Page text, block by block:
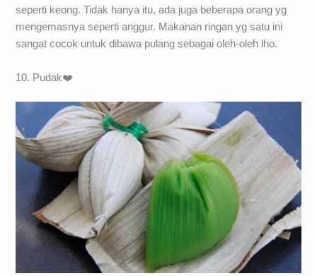
seperti keong. Tidak hanya itu, ada juga beberapa orang yg
mengemasnya seperti anggur. Makanan ringan yg satu ini
sangat cocok untuk dibawa pulang sebagai oleh-oleh lho.
10. Pudak❤️